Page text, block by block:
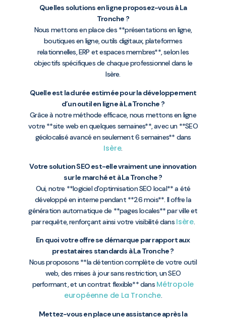
Quelles solutions en ligne proposez-vous à La
Tronche ?
Nous mettons en place des **présentations en ligne,
boutiques en ligne, outils digitaux, plateformes
relationnelles, ERP et espaces membres**, selon les
objectifs spécifiques de chaque professionnel dans le
Isère.
Quelle est la durée estimée pour la développement
d’un outil en ligne à La Tronche ?
Grâce à notre méthode efficace, nous mettons en ligne
votre **site web en quelques semaines**, avec un **SEO
géolocalisé avancé en seulement 6 semaines** dans
Isère.
Votre solution SEO est-elle vraiment une innovation
sur le marché et à La Tronche ?
Oui, notre **logiciel d’optimisation SEO local** a été
développé en interne pendant **26 mois**. Il offre la
génération automatique de **pages locales** par ville et
par requête, renforçant ainsi votre visibilité dans Isère.
En quoi votre offre se démarque par rapport aux
prestataires standards à La Tronche ?
Nous proposons **la détention complète de votre outil
web, des mises à jour sans restriction, un SEO
performant, et un contrat flexible** dans Métropole
européenne de La Tronche.
Mettez-vous en place une assistance après la